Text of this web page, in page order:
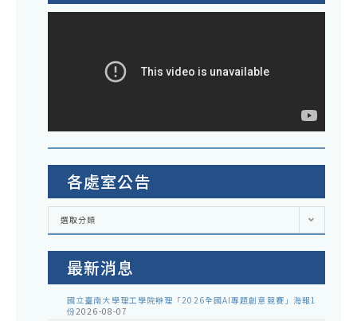
各處室公告
各
室
選取分類
最新消息
國立臺南大學理工學院辦理「2026全國AI專題創意競賽」海報1
份2026-08-07